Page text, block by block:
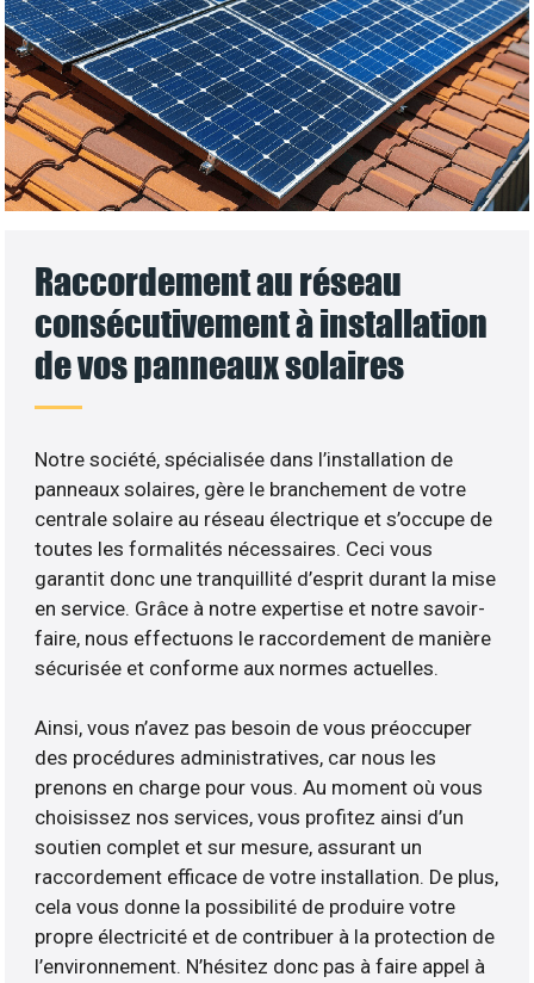
Raccordement au réseau
consécutivement à installation
de vos panneaux solaires
Notre société, spécialisée dans l’installation de
panneaux solaires, gère le branchement de votre
centrale solaire au réseau électrique et s’occupe de
toutes les formalités nécessaires. Ceci vous
garantit donc une tranquillité d’esprit durant la mise
en service. Grâce à notre expertise et notre savoir-
faire, nous effectuons le raccordement de manière
sécurisée et conforme aux normes actuelles.
Ainsi, vous n’avez pas besoin de vous préoccuper
des procédures administratives, car nous les
prenons en charge pour vous. Au moment où vous
choisissez nos services, vous profitez ainsi d’un
soutien complet et sur mesure, assurant un
raccordement efficace de votre installation. De plus,
cela vous donne la possibilité de produire votre
propre électricité et de contribuer à la protection de
l’environnement. N’hésitez donc pas à faire appel à